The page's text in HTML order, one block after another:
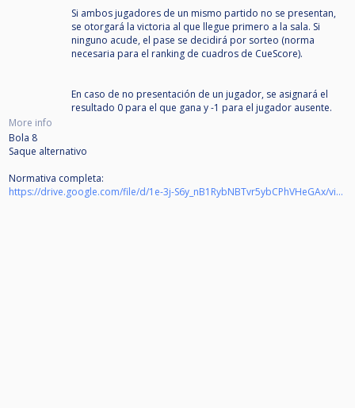
Si ambos jugadores de un mismo partido no se presentan,
se otorgará la victoria al que llegue primero a la sala. Si
ninguno acude, el pase se decidirá por sorteo (norma
necesaria para el ranking de cuadros de CueScore).
En caso de no presentación de un jugador, se asignará el
resultado 0 para el que gana y -1 para el jugador ausente.
More info
Bola 8
Saque alternativo
Normativa completa:
https://drive.google.com/file/d/1e-3j-S6y_nB1RybNBTvr5ybCPhVHeGAx/view?usp=sharing